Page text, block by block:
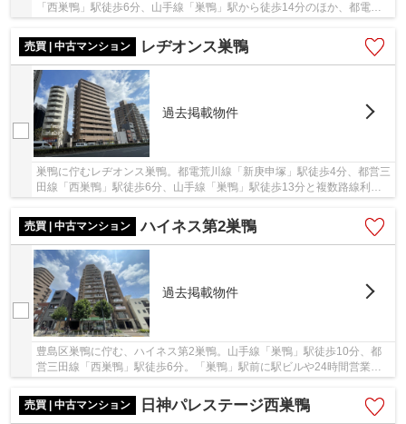
「西巣鴨」駅徒歩6分、山手線「巣鴨」駅から徒歩14分のほか、都電荒
売買 | 中古マンション
レヂオンス巣鴨
過去掲載物件
巣鴨に佇むレヂオンス巣鴨。都電荒川線「新庚申塚」駅徒歩4分、都営三
田線「西巣鴨」駅徒歩6分、山手線「巣鴨」駅徒歩13分と複数路線利用
売買 | 中古マンション
ハイネス第2巣鴨
過去掲載物件
豊島区巣鴨に佇む、ハイネス第2巣鴨。山手線「巣鴨」駅徒歩10分、都
営三田線「西巣鴨」駅徒歩6分。「巣鴨」駅前に駅ビルや24時間営業の
スーパー等が充実しており、生活環境が整ってい...
売買 | 中古マンション
日神パレステージ西巣鴨